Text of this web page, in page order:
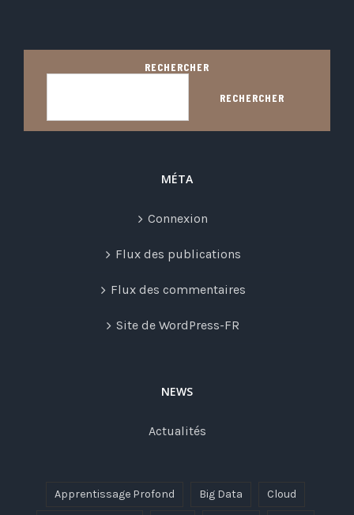
RECHERCHER
RECHERCHER
MÉTA
Connexion
Flux des publications
Flux des commentaires
Site de WordPress-FR
NEWS
Actualités
Apprentissage Profond Big Data Cloud